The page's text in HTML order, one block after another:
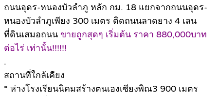
ถนนอุดร-หนองบัวลำภู หลัก กม. 18 แยกจากถนนอุดร-
หนองบัวลำภูเพียง 300 เมตร ติดถนนลาดยาง 4 เลน
ที่ดินเสมอถนน ขายถูกสุดๆ เริ่มต้น ราคา 880,000บาท
ต่อไร่ เท่านั้น!!!!!!
.
สถานที่ใกล้เคียง
* ห่างโรงเรียนนิคมสร้างตนเองเซียงพิณ3 900 เมตร